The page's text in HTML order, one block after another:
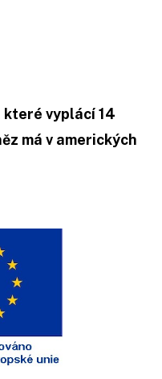
které vyplácí 14
má v amerických